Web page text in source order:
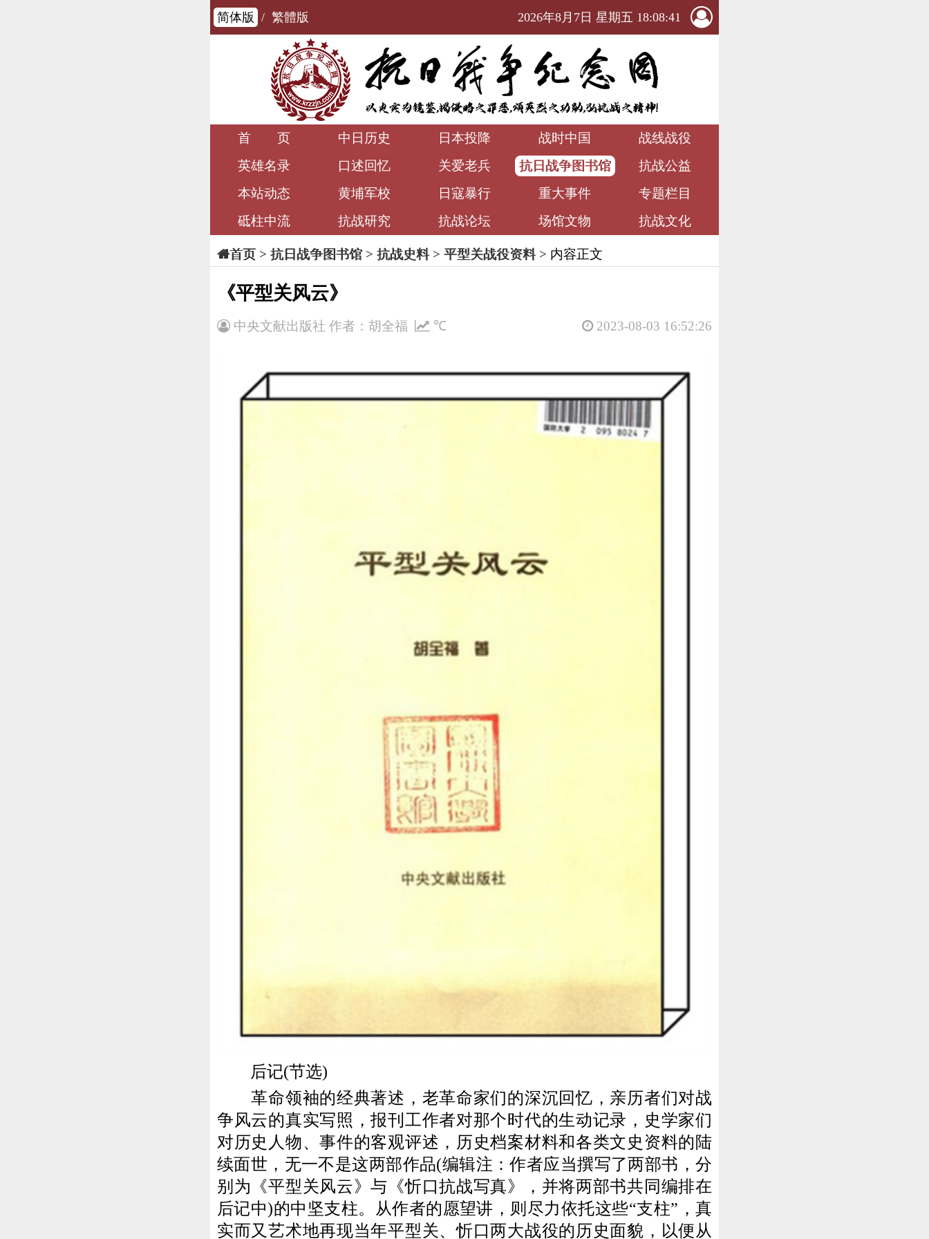
简体版 / 繁體版 2026年8月7日 星期五 18:08:42
首 页 中日历史 日本投降 战时中国
战线战役
英雄名录
口述回忆 关爱老兵 抗日战争图书馆
抗战公益
本站动态
黄埔军校 日寇暴行 重大事件
专题栏目
砥柱中流
抗战研究 抗战论坛 场馆文物 抗战文化
首页> 抗日战争图书馆 > 抗战史料> 平型关战役资料> 内容正文
《平型关风云》
中央文献出版社 作者：胡全福 2023-08-03 16:52:26
℃
后记(节选)
革命领袖的经典著述，老革命家们的深沉回忆，亲历者们对战
争风云的真实写照，报刊工作者对那个时代的生动记录，史学家们
对历史人物、事件的客观评述，历史档案材料和各类文史资料的陆
续面世，无一不是这两部作品(编辑注：作者应当撰写了两部书，分
别为《平型关风云》与《忻口抗战写真》，并将两部书共同编排在
后记中)的中坚支柱。从作者的愿望讲，则尽力依托这些“支柱”，真
实而又艺术地再现当年平型关、忻口两大战役的历史面貌，以便从